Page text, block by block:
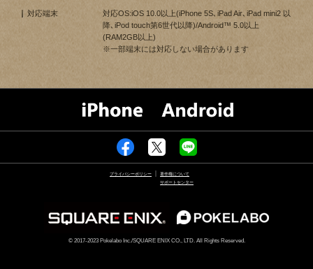
対応端末
対応OS:iOS 10.0以上(iPhone 5S､iPad Air､iPad mini2 以
降､iPod touch第6世代以降)/Android™ 5.0以上
(RAM2GB以上)
※一部端末には対応しない場合があります
プライバシーポリシー
著作権について
サポートセンター
© 2017-2023 Pokelabo Inc./SQUARE ENIX CO., LTD. All Rights Reserved.